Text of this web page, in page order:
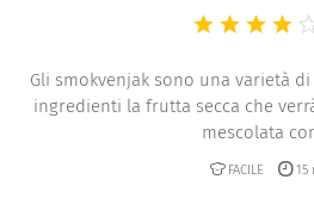
Gli smokvenjak sono una varietà
ingredienti la frutta secca che
mescolata
FACILE 15